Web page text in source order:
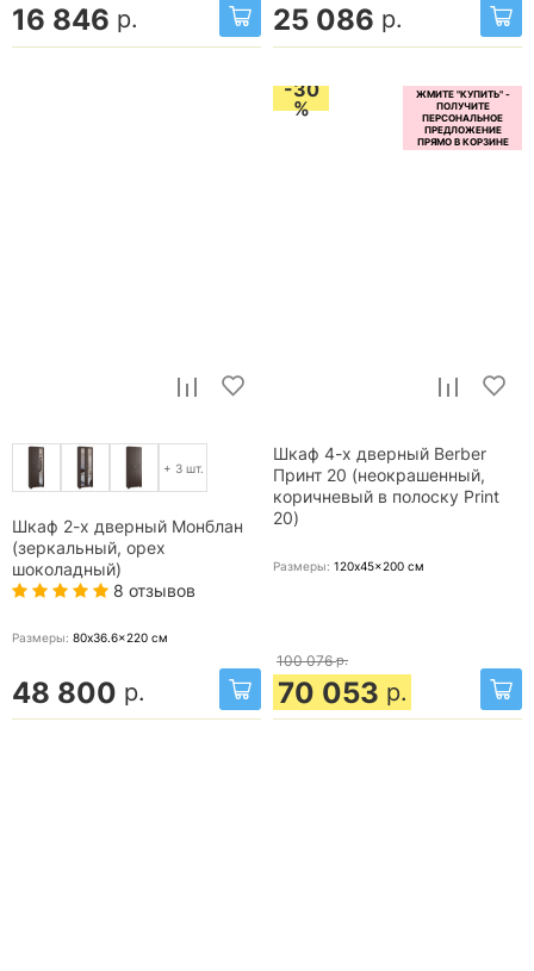
16 846 р. 25 086 р.
+ 3 шт.
Шкаф 2-х дверный Монблан
(зеркальный, орех
шоколадный)
8 отзывов
Размеры: 80x36.6x220 см
48 800 р.
-30
%
Шкаф 4-х дверный Berber
Принт 20 (неокрашенный,
коричневый в полоску Print
20)
Размеры: 120x45x200 см
100 076 р.
70 053 р.